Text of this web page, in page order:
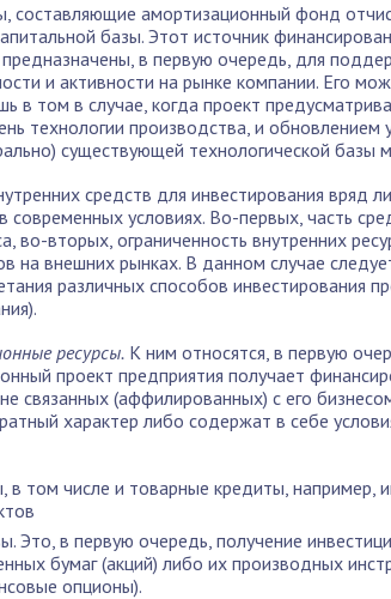
составляющие амортизационный фонд
базы. Этот источник
в первую очередь, для
и активности на рынке компании. Его
в том в случае, когда проект
технологии производства, и обновлением
существующей технологической базы
средств для инвестирования вряд
условиях. Во-первых, часть
во-вторых, ограниченность внутренних
на внешних рынках. В данном случае
различных способов инвестирования
ресурсы. К ним относятся, в первую
проект предприятия получает
связанных (аффилированных) с его
характер либо содержат в себе
в том числе и товарные кредиты,
Это, в первую очередь, получение
бумаг (акций) либо их производных
опционы).